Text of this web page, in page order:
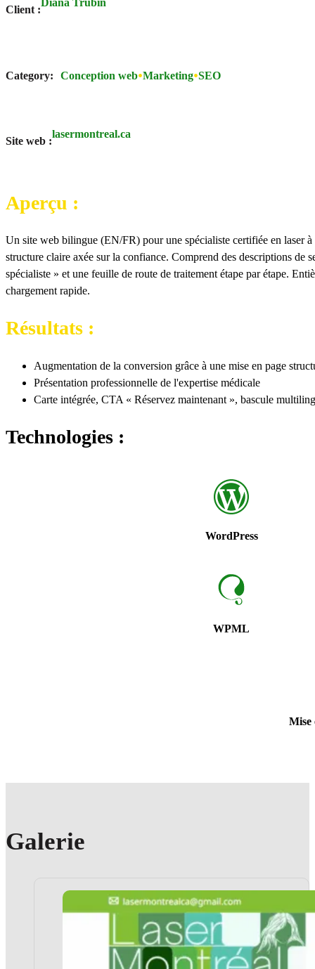
Client :
Category: Conception web Marketing SEO
Site web :
lasermontreal.ca
Aperçu :
Un site web bilingue (EN/FR) pour une spécialiste certifiée en laser
structure claire axée sur la confiance. Comprend des descriptions
spécialiste » et une feuille de route de traitement étape par étape.
chargement rapide.
Résultats :
Augmentation de la conversion grâce à une mise en page
Présentation professionnelle de l'expertise médicale
Carte intégrée, CTA « Réservez maintenant », bascule
Technologies :
WordPress
WPML
Mise
Galerie